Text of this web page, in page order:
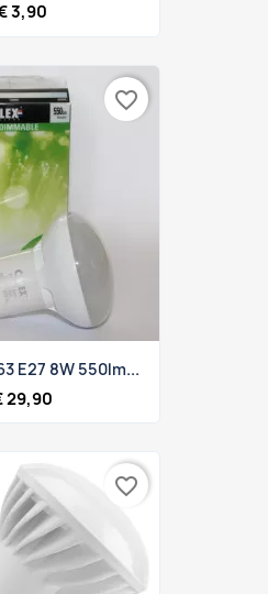
3,90
E27 8W 550lm...
29,90
favorite_border
favorite_border